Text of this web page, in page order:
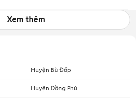
Xem thêm
Huyện Bù Đốp
Huyện Đồng Phú